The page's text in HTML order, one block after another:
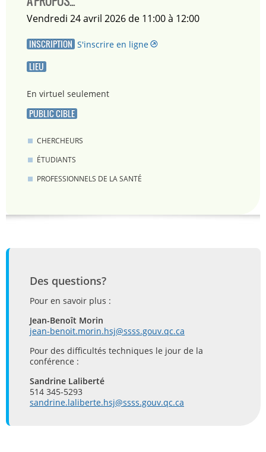
vendredi 24 avril 2026 de 11:00 à 12:00
INSCRIPTION S'inscrire en ligne
LIEU
En virtuel seulement
PUBLIC CIBLE
CHERCHEURS
ÉTUDIANTS
PROFESSIONNELS DE LA SANTÉ
Des questions?
Pour en savoir plus :
Jean-Benoît Morin
jean-benoit.morin.hsj@ssss.gouv.qc.ca
Pour des difficultés techniques le jour de la
conférence :
Sandrine Laliberté
514 345-5293
sandrine.laliberte.hsj@ssss.gouv.qc.ca